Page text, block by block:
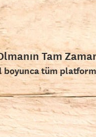
Tam
boyunca tüm